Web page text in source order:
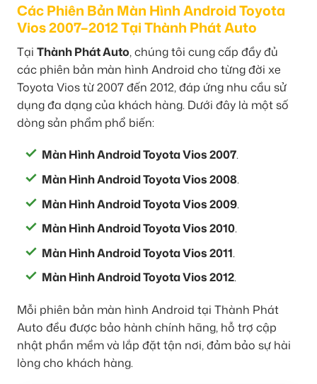
Các Phiên Bản Màn Hình Android Toyota
Vios 2007–2012 Tại Thành Phát Auto
Tại Thành Phát Auto, chúng tôi cung cấp đầy đủ
các phiên bản màn hình Android cho từng đời xe
Toyota Vios từ 2007 đến 2012, đáp ứng nhu cầu sử
dụng đa dạng của khách hàng. Dưới đây là một số
dòng sản phẩm phổ biến:
Màn Hình Android Toyota Vios 2007.
Màn Hình Android Toyota Vios 2008.
Màn Hình Android Toyota Vios 2009.
Màn Hình Android Toyota Vios 2010.
Màn Hình Android Toyota Vios 2011.
Màn Hình Android Toyota Vios 2012.
Mỗi phiên bản màn hình Android tại Thành Phát
Auto đều được bảo hành chính hãng, hỗ trợ cập
nhật phần mềm và lắp đặt tận nơi, đảm bảo sự hài
lòng cho khách hàng.